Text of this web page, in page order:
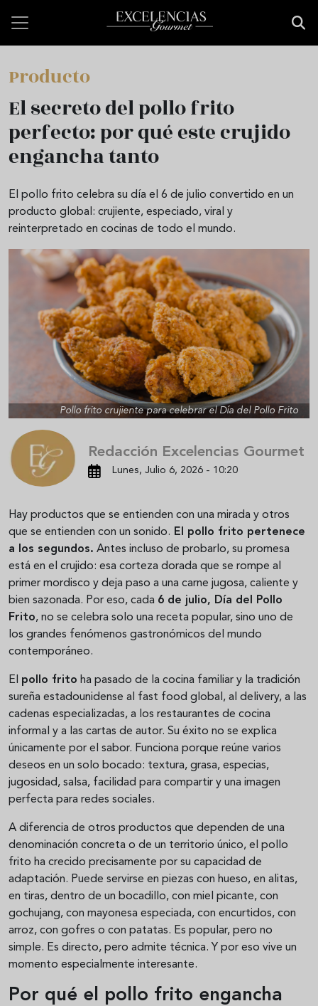
Producto
El secreto del pollo frito
perfecto: por qué este crujido
engancha tanto
El pollo frito celebra su día el 6 de julio convertido en un
producto global: crujiente, especiado, viral y
reinterpretado en cocinas de todo el mundo.
Pollo frito crujiente para celebrar el Día del Pollo Frito
Redacción Excelencias Gourmet
Lunes, Julio 6, 2026 - 10:20
Hay productos que se entienden con una mirada y otros
que se entienden con un sonido. El pollo frito pertenece
a los segundos. Antes incluso de probarlo, su promesa
está en el crujido: esa corteza dorada que se rompe al
primer mordisco y deja paso a una carne jugosa, caliente y
bien sazonada. Por eso, cada 6 de julio, Día del Pollo
Frito, no se celebra solo una receta popular, sino uno de
los grandes fenómenos gastronómicos del mundo
contemporáneo.
El pollo frito ha pasado de la cocina familiar y la tradición
sureña estadounidense al fast food global, al delivery, a las
cadenas especializadas, a los restaurantes de cocina
informal y a las cartas de autor. Su éxito no se explica
únicamente por el sabor. Funciona porque reúne varios
deseos en un solo bocado: textura, grasa, especias,
jugosidad, salsa, facilidad para compartir y una imagen
perfecta para redes sociales.
A diferencia de otros productos que dependen de una
denominación concreta o de un territorio único, el pollo
frito ha crecido precisamente por su capacidad de
adaptación. Puede servirse en piezas con hueso, en alitas,
en tiras, dentro de un bocadillo, con miel picante, con
gochujang, con mayonesa especiada, con encurtidos, con
arroz, con gofres o con patatas. Es popular, pero no
simple. Es directo, pero admite técnica. Y por eso vive un
momento especialmente interesante.
Por qué el pollo frito engancha